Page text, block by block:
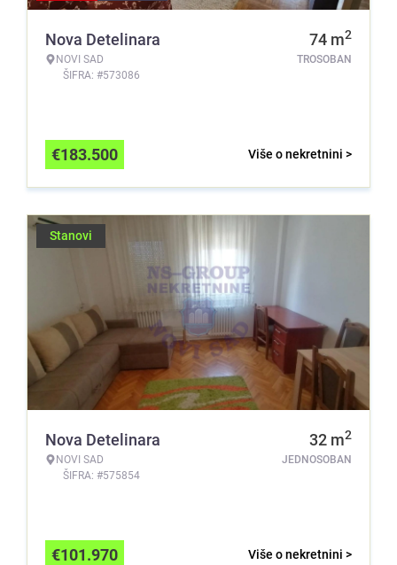
Nova Detelinara
NOVI SAD
ŠIFRA: #573086
74 m2
TROSOBAN
Više o nekretnini >
€183.500
Stanovi
Nova Detelinara
NOVI SAD
ŠIFRA: #575854
32 m2
JEDNOSOBAN
Više o nekretnini >
€101.970